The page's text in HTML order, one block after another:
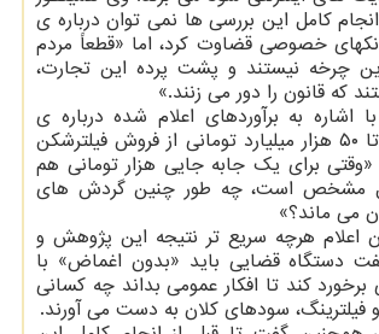
کامل این بررسی ها نمی توان درباره ی
خصوصی قضاوت کرد، اما «قطعاً مردم
چرخه نیستند و پشت پرده این تجارت،
که قانون را دور می زنند.»
اشاره به برآوردهای اعلام شده درباره ی
درآمد سالانه ۲۰ تا ۵۰ هزار میلیارد تومانی از فروش فیلترشکن
برای یک جابه جایی هزار تومانی هم
مشخص است، چه طور چنین گردش های
می ماند؟»
اعلام هرچه سریع تر نتیجه این پژوهش و
قضایی باید «بدون اغماض» با
برخورد کند تا افکار عمومی بداند چه کسانی
فیلترینگ، سودهای کلان به دست می آورند.